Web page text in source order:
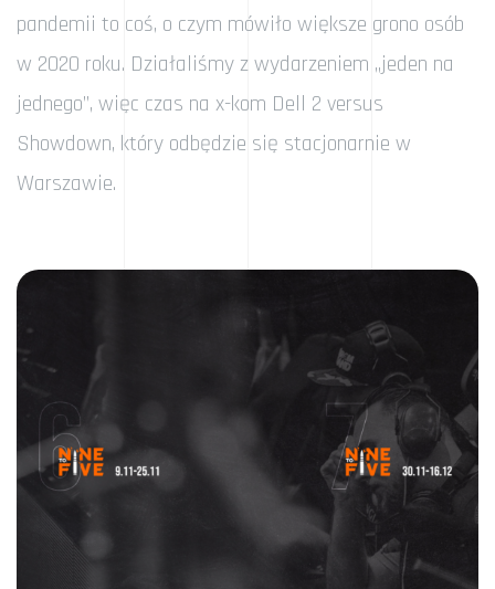
pandemii to coś, o czym mówiło większe grono osób
w 2020 roku. Działaliśmy z wydarzeniem „jeden na
jednego”, więc czas na x-kom Dell 2 versus
Showdown, który odbędzie się stacjonarnie w
Warszawie.